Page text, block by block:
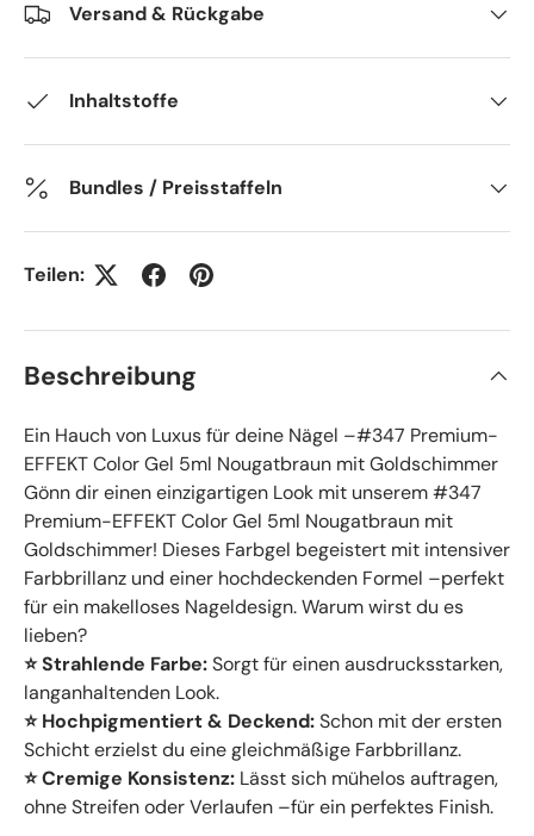
Versand & Rückgabe
Inhaltstoffe
Bundles / Preisstaffeln
Teilen:
Beschreibung
Ein Hauch von Luxus für deine Nägel –#347 Premium-
EFFEKT Color Gel 5ml Nougatbraun mit Goldschimmer
Gönn dir einen einzigartigen Look mit unserem #347
Premium-EFFEKT Color Gel 5ml Nougatbraun mit
Goldschimmer! Dieses Farbgel begeistert mit intensiver
Farbbrillanz und einer hochdeckenden Formel –perfekt
für ein makelloses Nageldesign. Warum wirst du es
lieben?
⭐ Strahlende Farbe:Sorgt für einen ausdrucksstarken,
langanhaltenden Look.
⭐ Hochpigmentiert & Deckend:Schon mit der ersten
Schicht erzielst du eine gleichmäßige Farbbrillanz.
⭐ Cremige Konsistenz: Lässt sich mühelos auftragen,
ohne Streifen oder Verlaufen –für ein perfektes Finish.